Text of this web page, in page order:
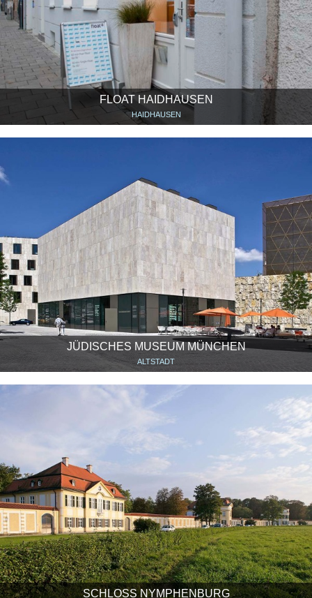
FLOAT HAIDHAUSEN
HAIDHAUSEN
JÜDISCHES MUSEUM MÜNCHEN
ALTSTADT
SCHLOSS NYMPHENBURG